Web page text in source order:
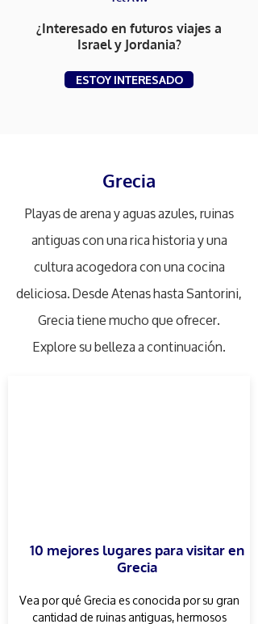
¿Interesado en futuros viajes a
Israel y Jordania?
ESTOY INTERESADO
Grecia
Playas de arena y aguas azules, ruinas
antiguas con una rica historia y una
cultura acogedora con una cocina
deliciosa. Desde Atenas hasta Santorini,
Grecia tiene mucho que ofrecer.
Explore su belleza a continuación.
10 mejores lugares para visitar en
Grecia
Vea por qué Grecia es conocida por su gran
cantidad de ruinas antiguas, hermosos